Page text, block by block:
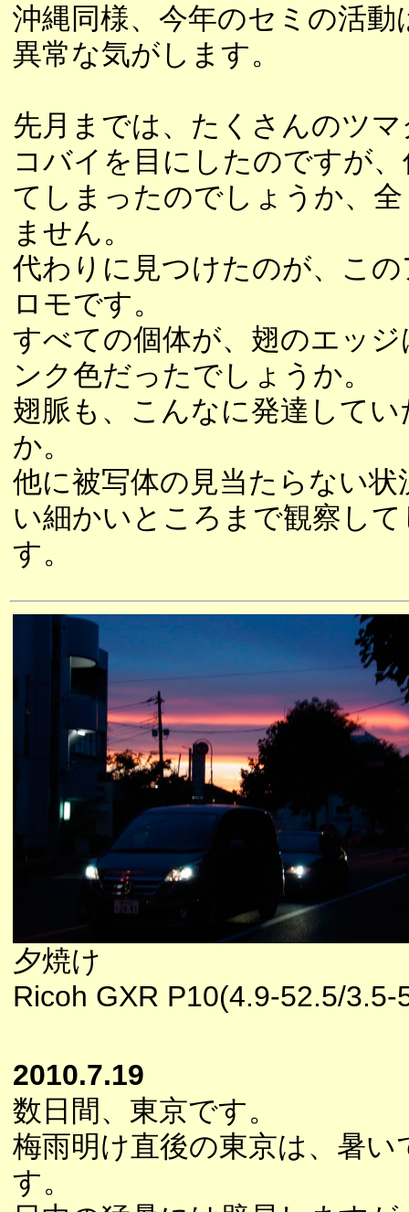
沖縄同様、今年のセミの活動
異常な気がします。
先月までは、たくさんのツ
コバイを目にしたのですが
てしまったのでしょうか、
ません。
代わりに見つけたのが、こ
ロモです。
すべての個体が、翅のエッ
ンク色だったでしょうか。
翅脈も、こんなに発達して
か。
他に被写体の見当たらない状
い細かいところまで観察し
す。
夕焼け
Ricoh GXR P10(4.9-52.5/3.5-
2010.7.19
数日間、東京です。
梅雨明け直後の東京は、暑
す。